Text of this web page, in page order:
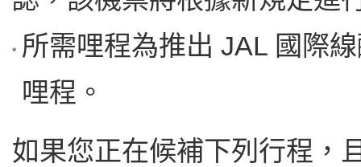
* 所需哩程為推出 JAL 國際
哩程。
如果您正在候補下列行程，